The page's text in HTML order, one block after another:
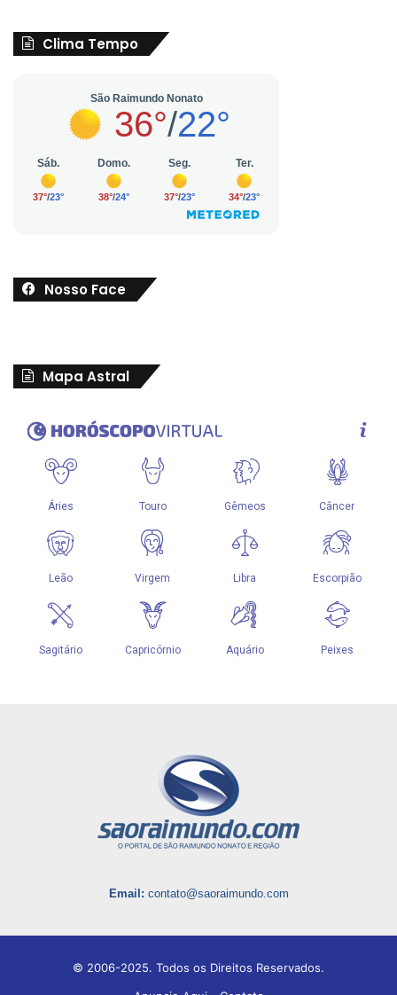
Clima Tempo
Nosso Face
Mapa Astral
Email: contato@saoraimundo.com
© 2006-2025. Todos os Direitos Reservados.